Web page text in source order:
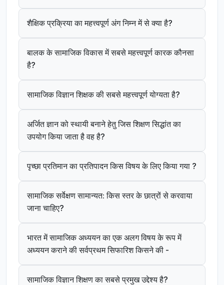
शैक्षिक प्रक्रिया का महत्त्वपूर्ण अंग निम्न में से क्या है?
बालक के सामाजिक विकास में सबसे महत्त्वपूर्ण कारक कौनसा
है?
सामाजिक विज्ञान शिक्षक की सबसे महत्त्वपूर्ण योग्यता है?
अर्जित ज्ञान को स्थायी बनाने हेतु जिस शिक्षण सिद्धांत का
उपयोग किया जाता है वह है?
पृच्छा प्रतिमान का प्रतिपादन किस विषय के लिए किया गया ?
सामाजिक सर्वेक्षण सामान्यत: किस स्तर के छात्रों से करवाया
जाना चाहिए?
भारत में सामाजिक अध्ययन का एक अलग विषय के रूप में
अध्ययन कराने की सर्वप्रथम सिफारिश किसने की -
सामाजिक विज्ञान शिक्षण का सबसे प्रमुख उद्देश्य है?